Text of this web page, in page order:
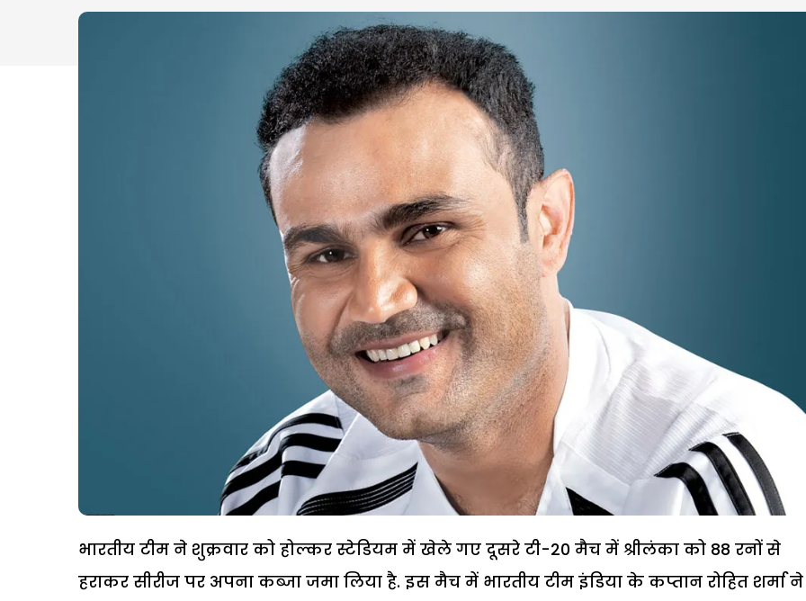
भारतीय टीम ने शुक्रवार को होल्कर स्टेडियम में खेले गए दूसरे टी-20 मैच में श्रीलंका को 88 रनों से
हराकर सीरीज पर अपना कब्जा जमा लिया है. इस मैच में भारतीय टीम इंडिया के कप्तान रोहित शर्मा ने